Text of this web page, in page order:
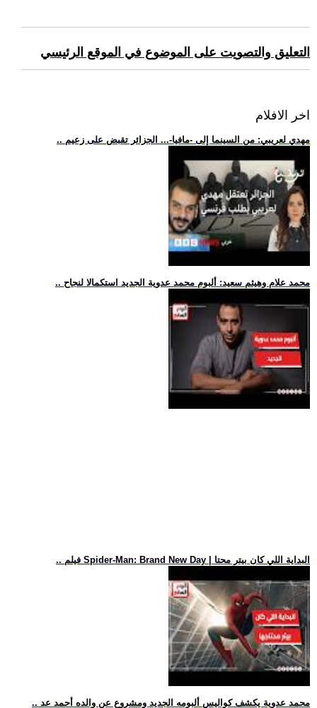
التعليق والتصويت على الموضوع في الموقع الرئيسي
اخر الافلام
.. مهدي لعريبي: من السينما إلى -مافيا-... الجزائر تقبض على زعيم
.. محمد علام وهيثم سعيد: ألبوم محمد عدوية الجديد استكمالا لنجاح
.. فيلم Spider-Man: Brand New Day | البداية اللي كان بيتر محتا
.. محمد عدوية يكشف كواليس ألبومه الجديد ومشروع عن والده أحمد عد